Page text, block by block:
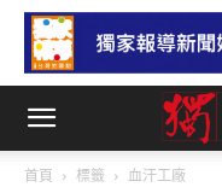
首頁 標籤 血汗工廠